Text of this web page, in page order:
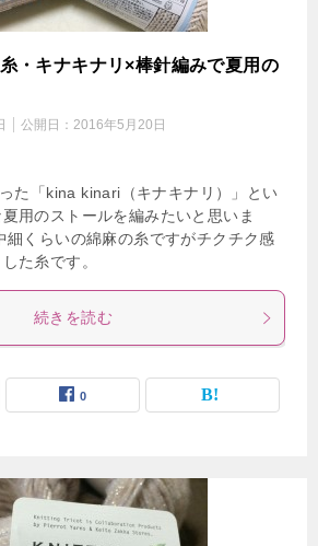
・キナキナリ×棒針編みで夏用の
公開日： 2016年5月20日
た「kina kinari（キナキナリ）」とい
用のストールを編みたいと思いま
細くらいの綿麻の糸ですがチクチク感
た糸です。
続きを読む
0